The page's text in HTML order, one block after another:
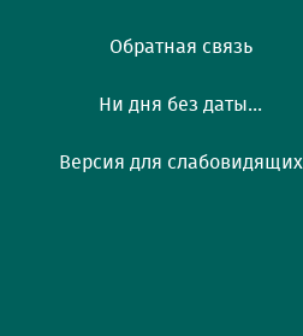
Обратная связь
Ни дня без даты...
Версия для слабовидящих